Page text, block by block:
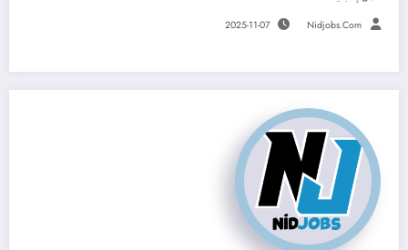
Nidjobs.com
2025-11-07